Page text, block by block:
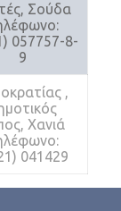
Σούδα
057757-8-
9
,
Χανιά
041429